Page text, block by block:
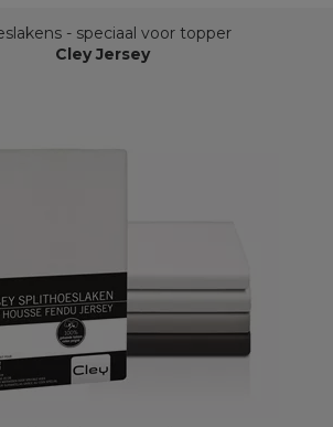
- speciaal voor topper
Cley Jersey